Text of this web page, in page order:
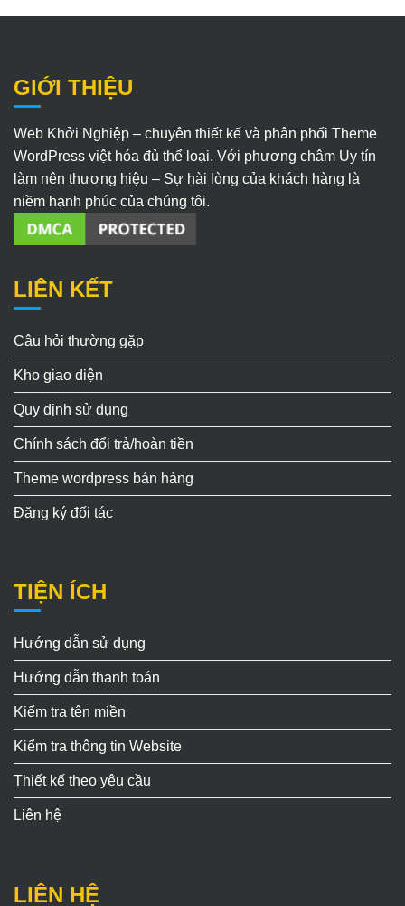
GIỚI THIỆU
Web Khởi Nghiệp – chuyên thiết kế và phân phối Theme
WordPress việt hóa đủ thể loại. Với phương châm Uy tín
làm nên thương hiệu – Sự hài lòng của khách hàng là
niềm hạnh phúc của chúng tôi.
LIÊN KẾT
Câu hỏi thường gặp
Kho giao diện
Quy định sử dụng
Chính sách đổi trả/hoàn tiền
Theme wordpress bán hàng
Đăng ký đối tác
TIỆN ÍCH
Hướng dẫn sử dụng
Hướng dẫn thanh toán
Kiểm tra tên miền
Kiểm tra thông tin Website
Thiết kế theo yêu cầu
Liên hệ
LIÊN HỆ